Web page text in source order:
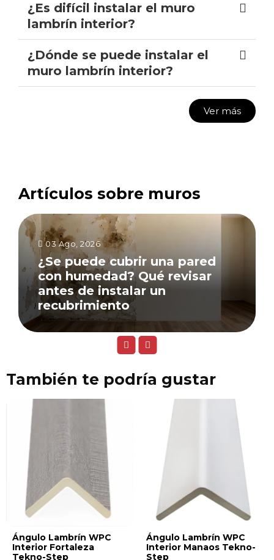
¿Es difícil instalar el muro
lambrín interior?
¿Dónde se puede instalar el
muro lambrín interior?
Ver más
Artículos sobre muros
03 Ago, 2026
¿Se puede cubrir una pared
con humedad? Qué revisar
antes de instalar un
recubrimiento
También te podría gustar
Ángulo Lambrín WPC
Interior Fortaleza
Tekno-Step
Ángulo Lambrín WPC
Interior Manaos Tekno-
Step